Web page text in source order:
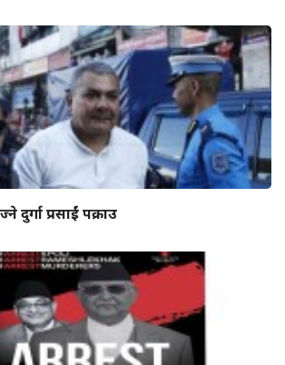
दुर्गा प्रसाईं पक्राउ